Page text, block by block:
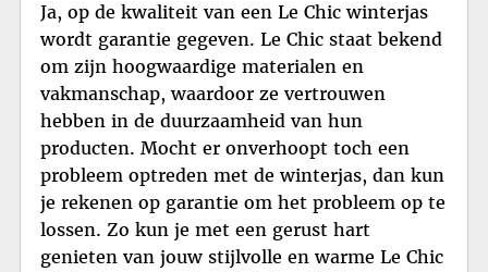
Ja, op de kwaliteit van een Le Chic winterjas
wordt garantie gegeven. Le Chic staat bekend
om zijn hoogwaardige materialen en
vakmanschap, waardoor ze vertrouwen
hebben in de duurzaamheid van hun
producten. Mocht er onverhoopt toch een
probleem optreden met de winterjas, dan kun
je rekenen op garantie om het probleem op te
lossen. Zo kun je met een gerust hart
genieten van jouw stijlvolle en warme Le Chic